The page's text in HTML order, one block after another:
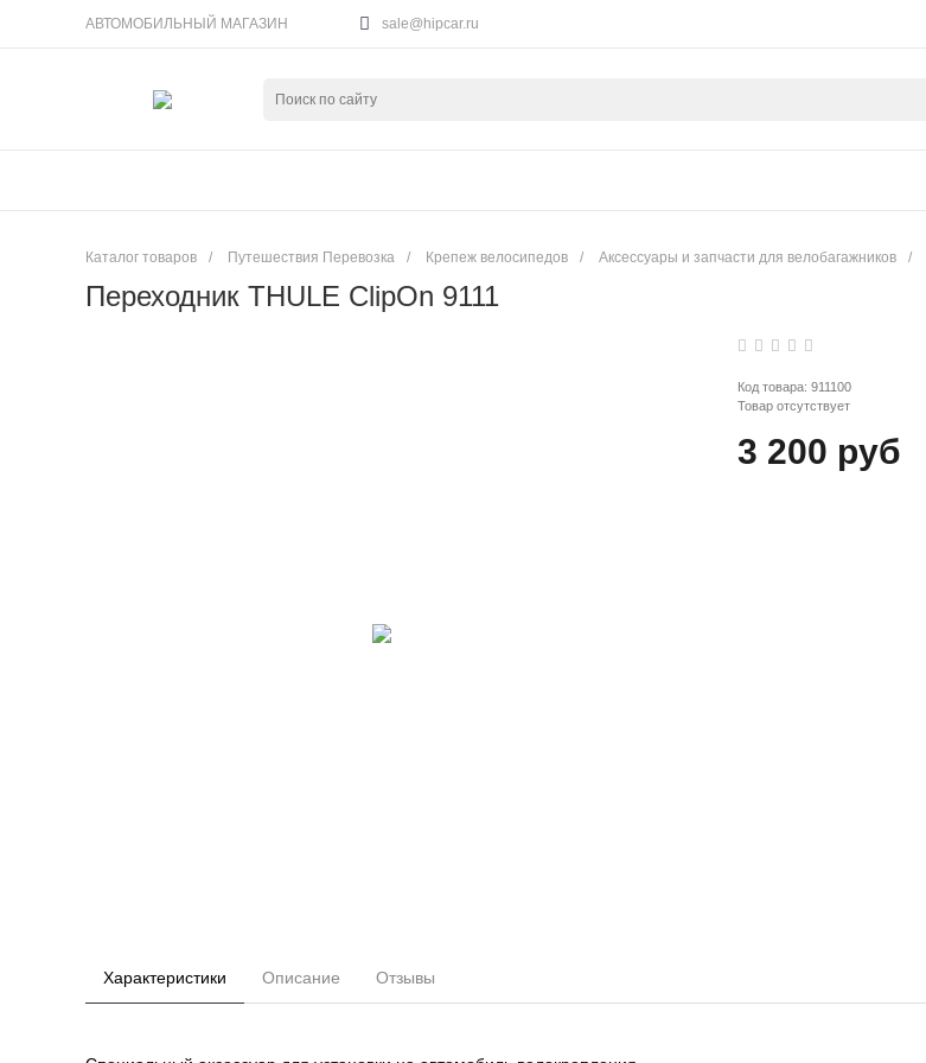
АВТОМОБИЛЬНЫЙ МАГАЗИН sale@hipcar.ru
Каталог товаров / Путешествия Перевозка / Крепеж велосипедов / Аксессуары и запчасти для велобагажников /
Переходник THULE ClipOn 9111
Код товара: 911100
Товар отсутствует
3 200 руб
Характеристики Описание Отзывы